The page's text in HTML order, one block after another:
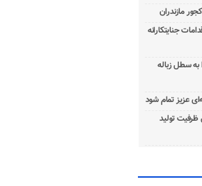
جنایتکارانه
به سطل زباله
عزیز تمام شود
تولید